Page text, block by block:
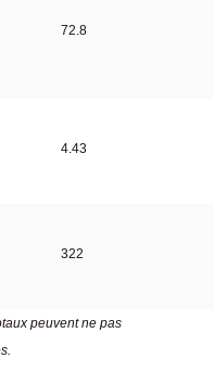
72.8
4.43
322
peuvent ne pas